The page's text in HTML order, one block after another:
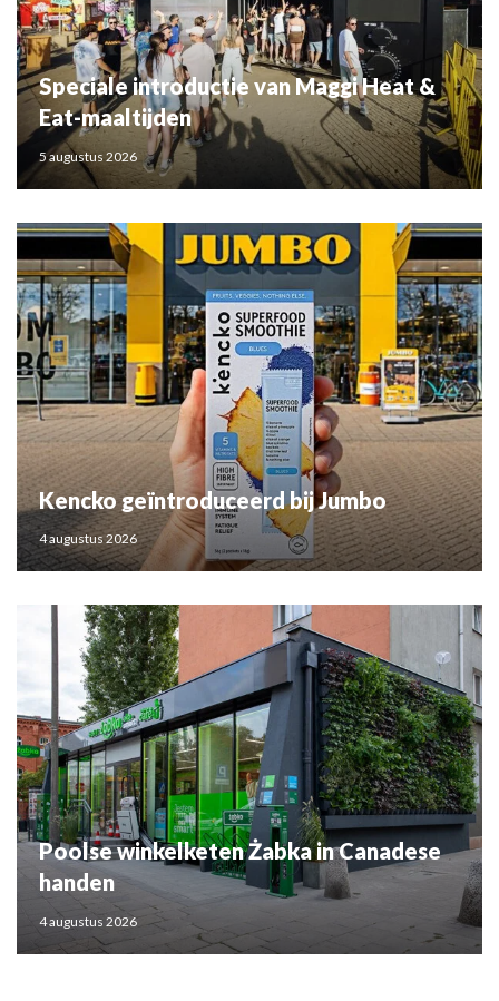
Speciale introductie van Maggi Heat &
Eat-maaltijden
5 augustus 2026
Kencko geïntroduceerd bij Jumbo
4 augustus 2026
Poolse winkelketen Żabka in Canadese
handen
4 augustus 2026